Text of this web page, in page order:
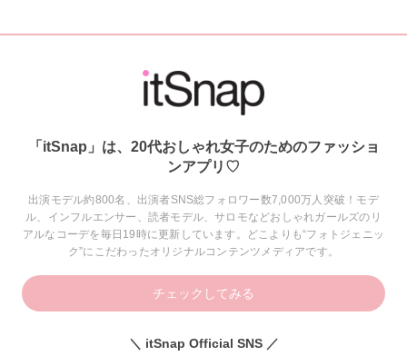
「itSnap」は、20代おしゃれ女子のためのファッショ
ンアプリ♡
出演モデル約800名、出演者SNS総フォロワー数7,000万人突破！モデ
ル、インフルエンサー、読者モデル、サロモなどおしゃれガールズのリ
アルなコーデを毎日19時に更新しています。どこよりも“フォトジェニッ
ク”にこだわったオリジナルコンテンツメディアです。
チェックしてみる
＼ itSnap Official SNS ／